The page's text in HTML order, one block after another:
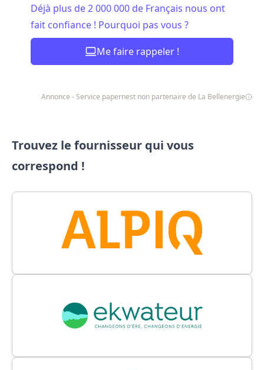
Déjà plus de 2 000 000 de Français nous ont
fait confiance ! Pourquoi pas vous ?
Me faire rappeler !
Annonce - Service papernest non partenaire de La Bellenergie
Trouvez le fournisseur qui vous
correspond !